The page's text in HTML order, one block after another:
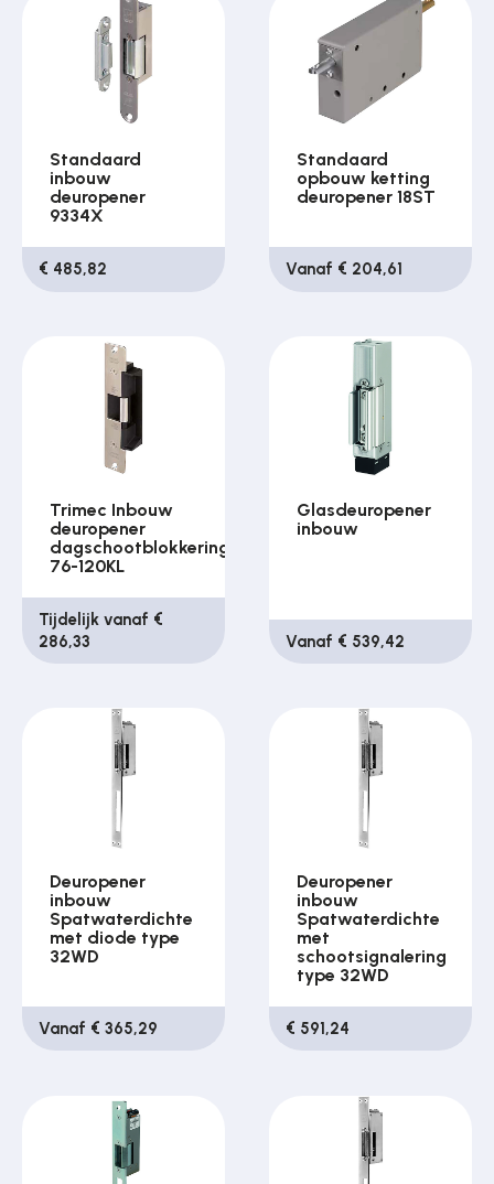
Standaard
inbouw
deuropener
9334X
€ 485,82
Standaard
opbouw ketting
deuropener 18ST
Vanaf € 204,61
Trimec Inbouw
deuropener
dagschootblokkering
76-120KL
Tijdelijk vanaf €
286,33
Glasdeuropener
inbouw
Vanaf € 539,42
Deuropener
inbouw
Spatwaterdichte
met diode type
32WD
Vanaf € 365,29
Deuropener
inbouw
Spatwaterdichte
met
schootsignalering
type 32WD
€ 591,24